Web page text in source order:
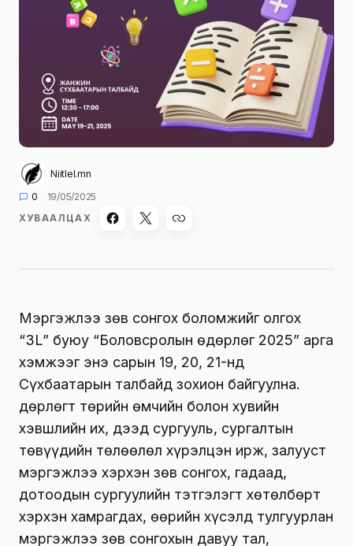
Niitlel.mn
0
19/05/2025
ХУВААЛЦАХ
Мэргэжлээ зөв сонгох боломжийг олгох
“3L” буюу “Боловсролын өдөрлөг 2025” арга
хэмжээг энэ сарын 19, 20, 21-нд
Сүхбаатарын талбайд зохион байгуулна.
Өдөрлөгт төрийн өмчийн болон хувийн
хэвшлийн их, дээд сургууль, сургалтын
төвүүдийн төлөөлөл хүрэлцэн ирж, залууст
мэргэжлээ хэрхэн зөв сонгох, гадаад,
дотоодын сургуулийн тэтгэлэгт хөтөлбөрт
хэрхэн хамрагдах, өөрийн хүсэлд тулгуурлан
мэргэжлээ зөв сонгохын давуу тал,